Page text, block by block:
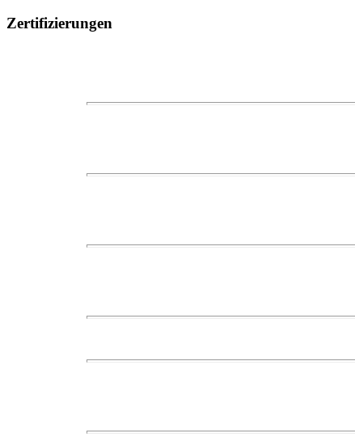
Zertifizierungen